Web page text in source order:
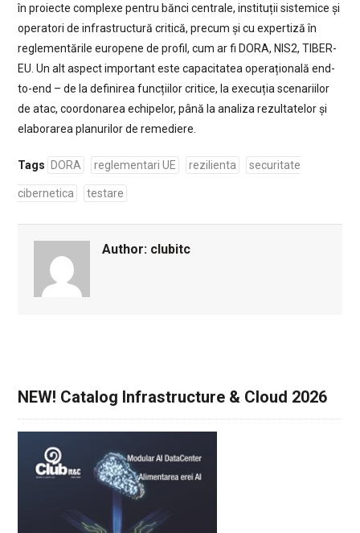
în proiecte complexe pentru bănci centrale, instituții sistemice și
operatori de infrastructură critică, precum și cu expertiză în
reglementările europene de profil, cum ar fi DORA, NIS2, TIBER-
EU. Un alt aspect important este capacitatea operațională end-
to-end – de la definirea funcțiilor critice, la execuția scenariilor
de atac, coordonarea echipelor, până la analiza rezultatelor și
elaborarea planurilor de remediere.
Tags DORA reglementari UE rezilienta securitate
cibernetica testare
Author: clubitc
NEW! Catalog Infrastructure & Cloud 2026